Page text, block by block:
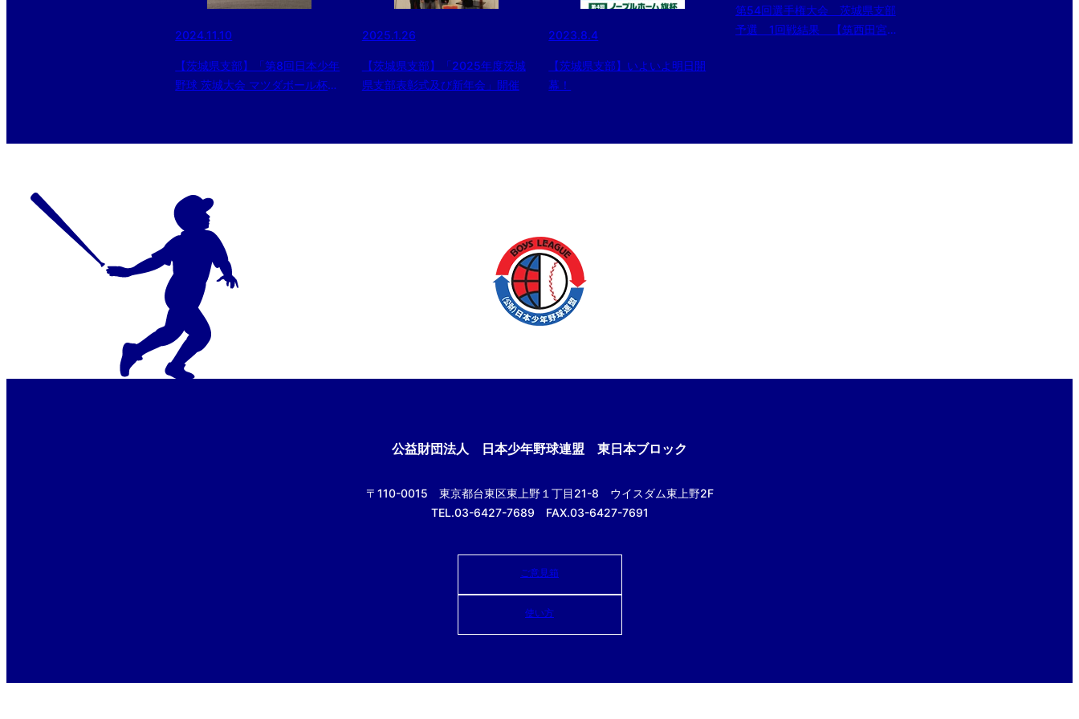
2024.11.10
【茨城県支部】「第8回日本少年
野球 茨城大会 マツダボール杯」
2025.1.26
【茨城県支部】「2025年度茨城
県支部表彰式及び新年会」開催
2023.8.4
【茨城県支部】いよいよ明日開
幕！
第54回選手権大会 茨城県支部
予選 1回戦結果 【筑西田宮ボ
公益財団法人 日本少年野球連盟 東日本ブロック
〒110-0015 東京都台東区東上野１丁目21-8 ウイスダム東上野2F
TEL.03-6427-7689 FAX.03-6427-7691
ご意見箱
使い方